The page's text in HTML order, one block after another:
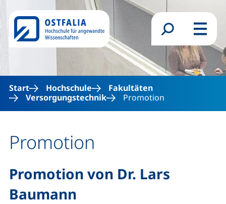
Direkt zum Inhalt
Suchformular
Menü
Start Hochschule
Fakultäten
Versorgungstechnik
Promotion
Promotion
Promotion von Dr. Lars
Baumann